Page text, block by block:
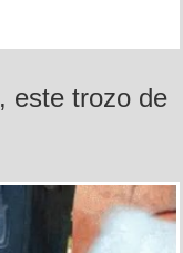
este trozo de